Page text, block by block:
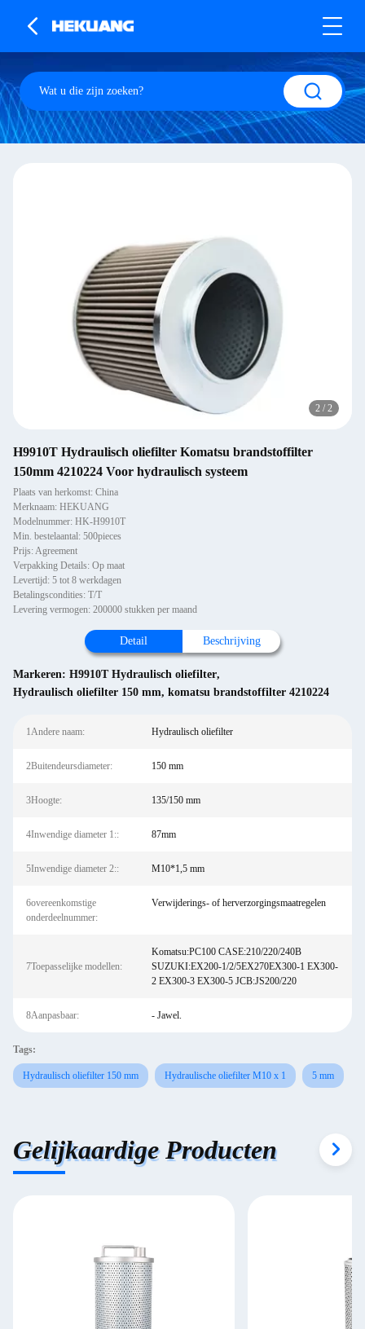
2 / 2
H9910T Hydraulisch oliefilter Komatsu brandstoffilter
150mm 4210224 Voor hydraulisch systeem
Plaats van herkomst: China
Merknaam: HEKUANG
Modelnummer: HK-H9910T
Min. bestelaantal: 500pieces
Prijs: Agreement
Verpakking Details: Op maat
Levertijd: 5 tot 8 werkdagen
Betalingscondities: T/T
Levering vermogen: 200000 stukken per maand
Detail Beschrijving
Markeren: H9910T Hydraulisch oliefilter,
Hydraulisch oliefilter 150 mm, komatsu brandstoffilter 4210224
1Andere naam: Hydraulisch oliefilter
2Buitendeursdiameter: 150 mm
3Hoogte: 135/150 mm
4Inwendige diameter 1:: 87mm
5Inwendige diameter 2:: M10*1,5 mm
6overeenkomstige
onderdeelnummer:
Verwijderings- of herverzorgingsmaatregelen
7Toepasselijke modellen:
Komatsu:PC100 CASE:210/220/240B
SUZUKI:EX200-1/2/5EX270EX300-1 EX300-
2 EX300-3 EX300-5 JCB:JS200/220
8Aanpasbaar: - Jawel.
Tags:
Hydraulisch oliefilter 150 mm Hydraulische oliefilter M10 x 1 5 mm
Gelijkaardige Producten